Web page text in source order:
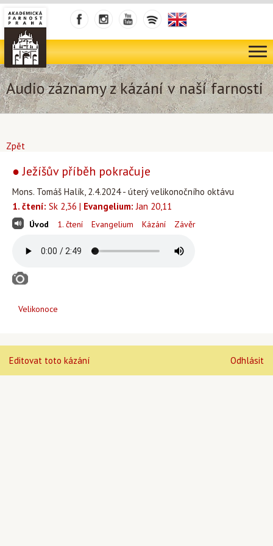
Audio záznamy z kázání v naší farnosti
Zpět
● Ježíšův příběh pokračuje
Mons. Tomáš Halík, 2.4.2024 - úterý velikonočního oktávu
1. čtení: Sk 2,36 | Evangelium: Jan 20,11
Úvod 1. čtení Evangelium Kázání Závěr
Velikonoce
Editovat toto kázání Odhlásit